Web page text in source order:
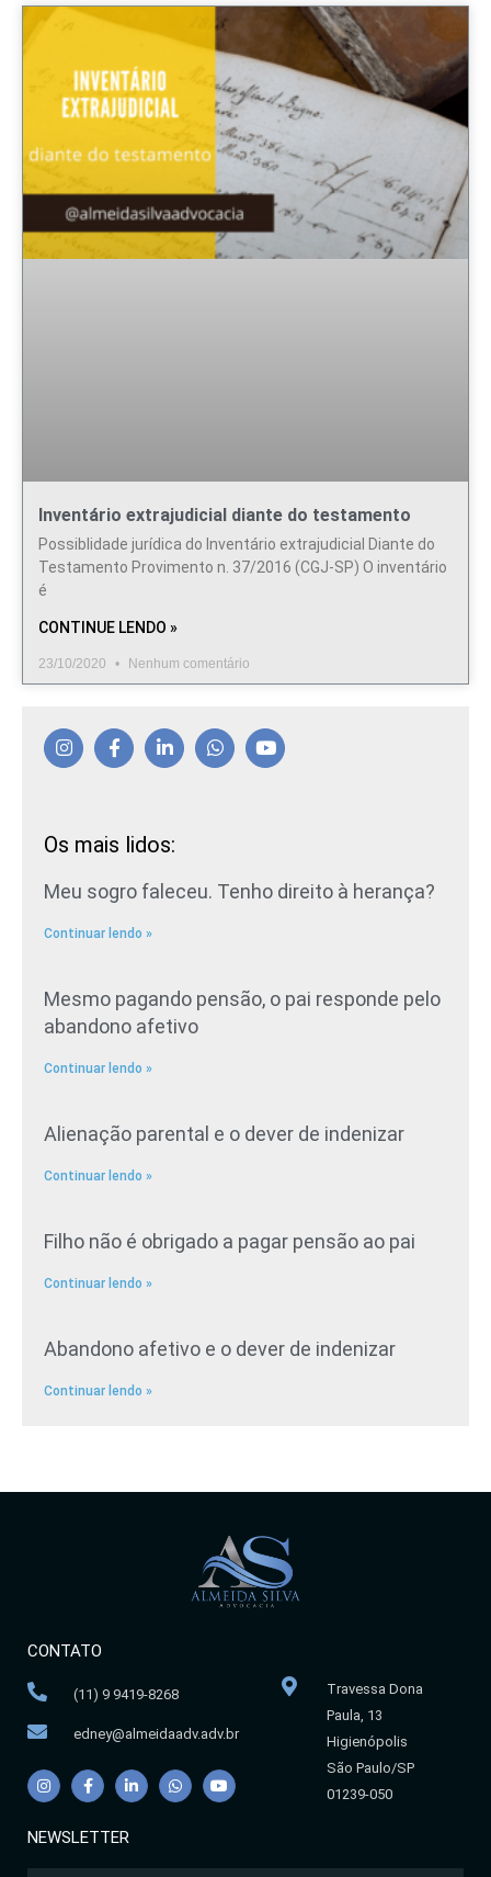
Inventário extrajudicial diante do testamento
Possiblidade jurídica do Inventário extrajudicial Diante do
Testamento Provimento n. 37/2016 (CGJ-SP) O inventário
é
CONTINUE LENDO »
23/10/2020 Nenhum comentário
Os mais lidos:
Meu sogro faleceu. Tenho direito à herança?
Continuar lendo »
Mesmo pagando pensão, o pai responde pelo
abandono afetivo
Continuar lendo »
Alienação parental e o dever de indenizar
Continuar lendo »
Filho não é obrigado a pagar pensão ao pai
Continuar lendo »
Abandono afetivo e o dever de indenizar
Continuar lendo »
CONTATO
(11) 9 9419-8268
edney@almeidaadv.adv.br
Travessa Dona
Paula, 13
Higienópolis
São Paulo/SP
01239-050
NEWSLETTER